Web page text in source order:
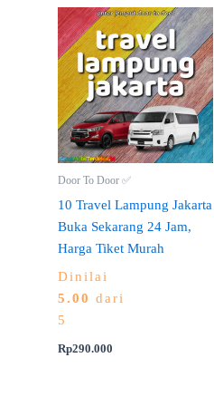
Door To Door ✅
10 Travel Lampung Jakarta
Buka Sekarang 24 Jam,
Harga Tiket Murah
Dinilai
5.00 dari
5
Rp290.000